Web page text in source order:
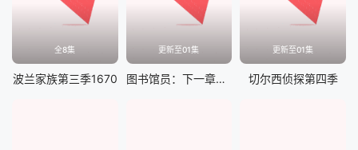
全8集
波兰家族第三季1670
更新至01集
图书馆员：下一章第二季
更新至01集
切尔西侦探第四季